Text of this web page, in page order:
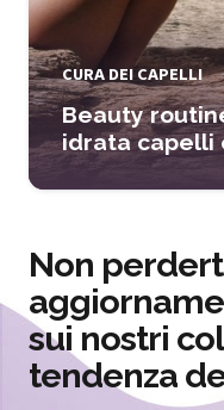
CURA DEI CAPELLI
Beauty
idrata capelli
Non
sui nostri
tendenza